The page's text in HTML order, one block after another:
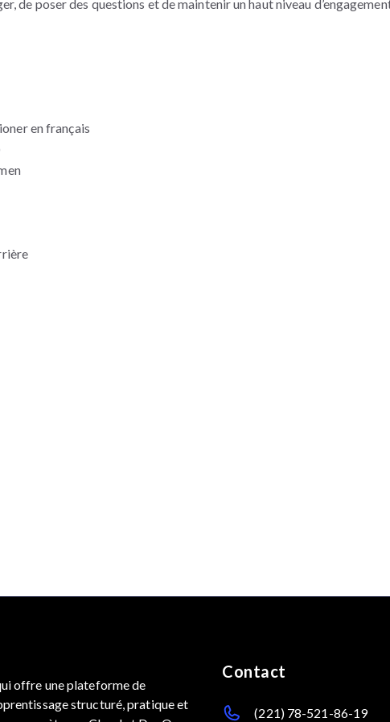
de poser des questions et de maintenir un haut niveau d’engagement
en français
offre une plateforme de
structuré, pratique et
Contact
(221) 78-521-86-19